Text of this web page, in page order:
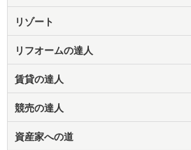
リゾート
リフオームの達人
賃貸の達人
競売の達人
資産家への道